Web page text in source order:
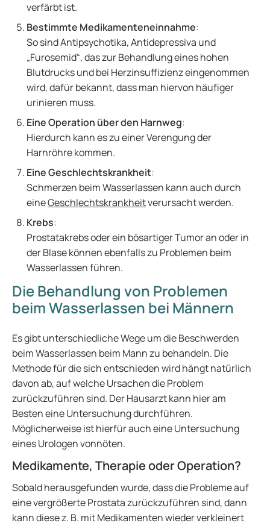
verfärbt ist.
Bestimmte Medikamenteneinnahme:
So sind Antipsychotika, Antidepressiva und
„Furosemid“, das zur Behandlung eines hohen
Blutdrucks und bei Herzinsuffizienz eingenommen
wird, dafür bekannt, dass man hiervon häufiger
urinieren muss.
Eine Operation über den Harnweg:
Hierdurch kann es zu einer Verengung der
Harnröhre kommen.
Eine Geschlechtskrankheit:
Schmerzen beim Wasserlassen kann auch durch
eineGeschlechtskrankheitverursacht werden.
Krebs:
Prostatakrebs oder ein bösartiger Tumor an oder in
der Blase können ebenfalls zu Problemen beim
Wasserlassen führen.
Die Behandlung von Problemen
beim Wasserlassen bei Männern
Es gibt unterschiedliche Wege um die Beschwerden
beim Wasserlassen beim Mann zu behandeln. Die
Methode für die sich entschieden wird hängt natürlich
davon ab, auf welche Ursachen die Problem
zurückzuführen sind. Der Hausarzt kann hier am
Besten eine Untersuchung durchführen.
Möglicherweise ist hierfür auch eine Untersuchung
eines Urologen vonnöten.
Medikamente, Therapie oder Operation?
Sobald herausgefunden wurde, dass die Probleme auf
eine vergrößerte Prostata zurückzuführen sind, dann
kann diese z. B. mit Medikamenten wieder verkleinert